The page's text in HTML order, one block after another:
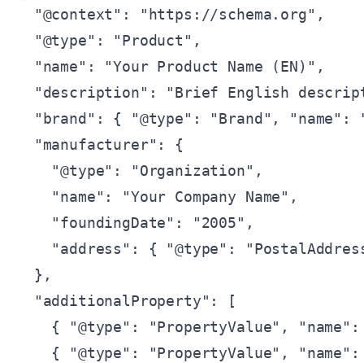
  "@context": "https://schema.org",
  "@type": "Product",
  "name": "Your Product Name (EN)",
"description": "Brief English
"brand": { "@type": "Brand", "name":
  "manufacturer": {
    "@type": "Organization",
    "name": "Your Company Name",
    "foundingDate": "2005",
"address": { "@type":
  },
  "additionalProperty": [
{ "@type": "PropertyValue",
{ "@type": "PropertyValue",